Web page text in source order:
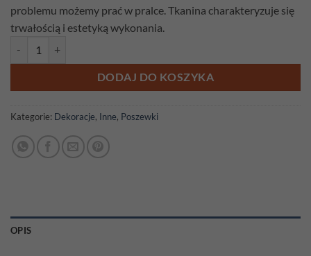
problemu możemy prać w pralce. Tkanina charakteryzuje się
trwałością i estetyką wykonania.
DODAJ DO KOSZYKA
Kategorie: Dekoracje, Inne, Poszewki
OPIS